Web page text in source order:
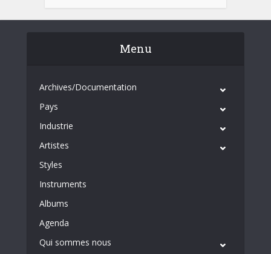
Menu
Archives/Documentation
Pays
Industrie
Artistes
Styles
Instruments
Albums
Agenda
Qui sommes nous